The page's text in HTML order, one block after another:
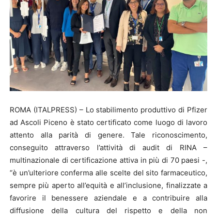
ROMA (ITALPRESS) – Lo stabilimento produttivo di Pfizer
ad Ascoli Piceno è stato certificato come luogo di lavoro
attento alla parità di genere. Tale riconoscimento,
conseguito attraverso l’attività di audit di RINA –
multinazionale di certificazione attiva in più di 70 paesi -,
“è un’ulteriore conferma alle scelte del sito farmaceutico,
sempre più aperto all’equità e all’inclusione, finalizzate a
favorire il benessere aziendale e a contribuire alla
diffusione della cultura del rispetto e della non